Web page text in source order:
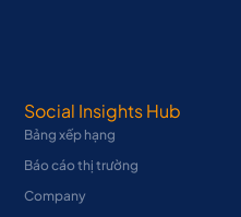
Social Insights Hub
Bảng xếp hạng
Báo cáo thị trường
Company